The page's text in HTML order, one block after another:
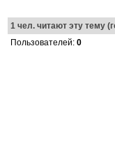
1чел. читают эту тему
Пользователей: 0